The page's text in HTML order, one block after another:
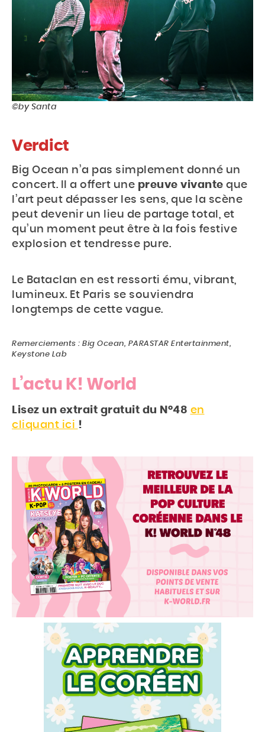
©by Santa
Verdict
Big Ocean n’a pas simplement donné un
concert. Il a offert une preuve vivante que
l’art peut dépasser les sens, que la scène
peut devenir un lieu de partage total, et
qu’un moment peut être à la fois festive
explosion et tendresse pure.
Le Bataclan en est ressorti ému, vibrant,
lumineux. Et Paris se souviendra
longtemps de cette vague.
Remerciements : Big Ocean, PARASTAR Entertainment,
Keystone Lab
L’actu K! World
Lisez un extrait gratuit du N°48 en
cliquant ici !